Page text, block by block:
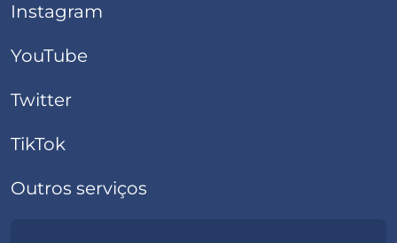
Instagram
YouTube
Twitter
TikTok
Outros serviços